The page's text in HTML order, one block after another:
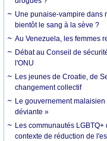
Une punaise-vampire dans
bientôt le sang à la sève ?
Au Venezuela, les femmes
Débat au Conseil de
l'ONU
Les jeunes de Croatie, de
changement collectif
Le gouvernement
déviante »
Les communautés
contexte de réduction de